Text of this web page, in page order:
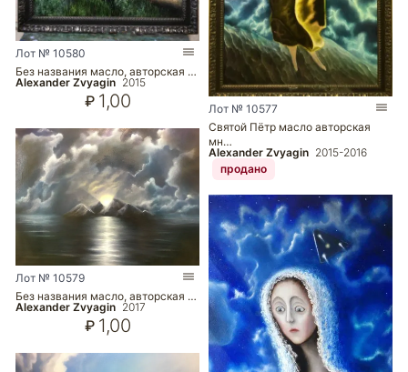
Лот № 10580
Без названия масло, авторская …
Alexander Zvyagin 2015
₽ 1,00
Лот № 10579
Без названия масло, авторская …
Alexander Zvyagin 2017
₽ 1,00
Лот № 10577
Святой Пётр масло авторская
мн…
Alexander Zvyagin 2015-2016
продано